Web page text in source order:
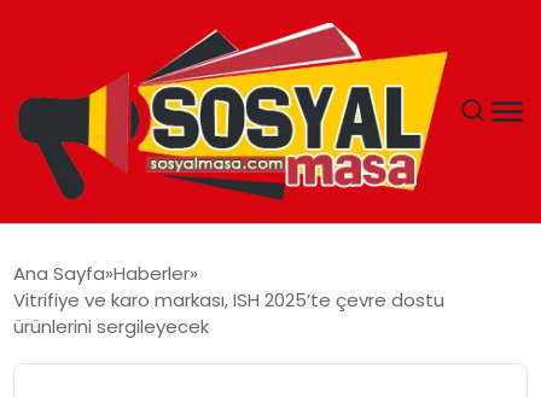
EKONOMI
Ana Sayfa Haberler
Vitrifiye ve karo markası, ISH 2025’te çevre dostu
ürünlerini sergileyecek